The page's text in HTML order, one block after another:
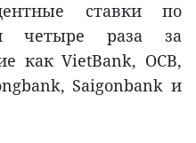
ставки по
четыре раза за
как VietBank, OCB,
Saigonbank и